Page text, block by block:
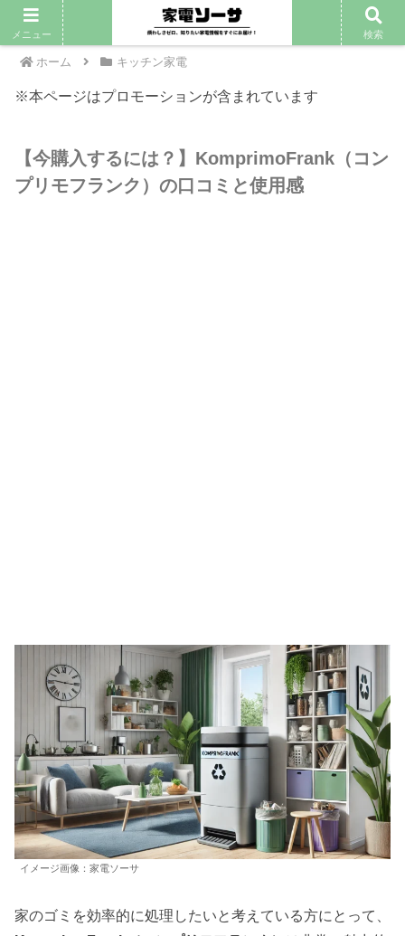
PR
ホーム キッチン家電
※本ページはプロモーションが含まれています
【今購入するには？】KomprimoFrank（コン
プリモフランク）の口コミと使用感
イメージ画像：家電ソーサ
家のゴミを効率的に処理したいと考えている方にとって、
メニュー 検索